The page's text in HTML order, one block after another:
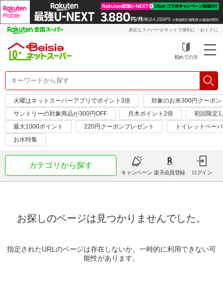
身近なスーパーがネットで便利に・おトクに
初めての方
火曜はネットスーパーアプリでポイント3倍
対象のお米300円クーポン
サントリーの対象商品が300円OFF
月木ポイント2倍
初回限定
最大1000ポイント
220円クーポンプレゼント
トイレットペー
お水特集
カテゴリから探す
キャンペーン 楽天会員登録 ログイン
お探しのページは見つかりませんでした。
指定されたURLのページは存在しないか、一時的に利用できない可
能性があります。